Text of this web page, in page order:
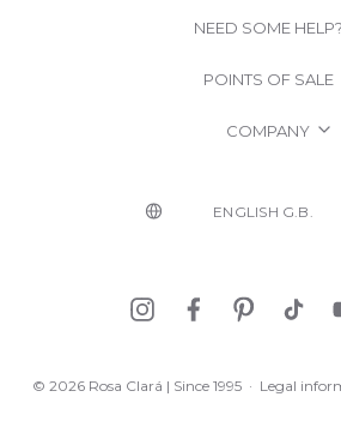
NEED SOME HELP?
POINTS OF SALE
COMPANY
© 2026 Rosa Clará | Since 1995 · Legal